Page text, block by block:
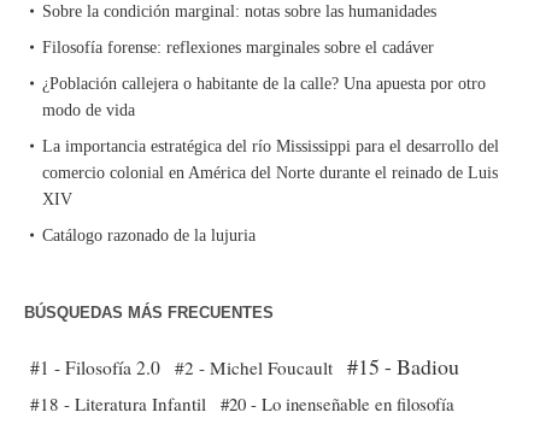
Sobre la condición marginal: notas sobre las humanidades
Filosofía forense: reflexiones marginales sobre el cadáver
¿Población callejera o habitante de la calle? Una apuesta por otro
modo de vida
La importancia estratégica del río Mississippi para el desarrollo del
comercio colonial en América del Norte durante el reinado de Luis
XIV
Catálogo razonado de la lujuria
BÚSQUEDAS MÁS FRECUENTES
#1 - Filosofía 2.0 #2 - Michel Foucault #15 - Badiou
#18 - Literatura Infantil #20 - Lo inenseñable en filosofía